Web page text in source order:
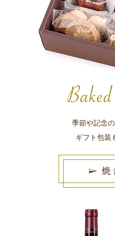
季節や記念
ギフト包装